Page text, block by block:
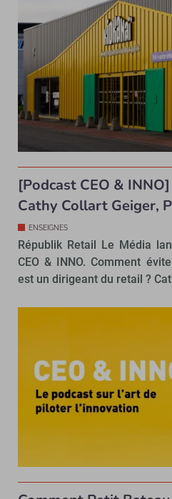
[Podcast CEO &
Cathy Collart Geiger,
ENSEIGNES
Républik Retail Le Média
CEO & INNO. Comment
est un dirigeant du retail ?